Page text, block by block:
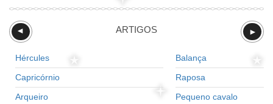
ARTIGOS ►
►
Hércules
Capricórnio
Arqueiro
Balança
Raposa
Pequeno cavalo